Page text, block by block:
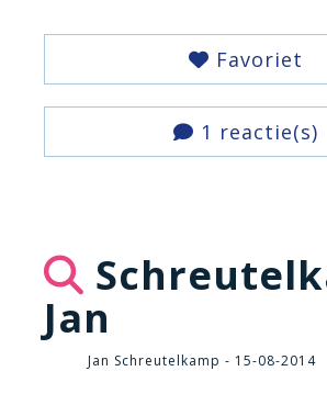
Favoriet
1 reactie(s)
Jan
Jan Schreutelkamp - 15-08-2014